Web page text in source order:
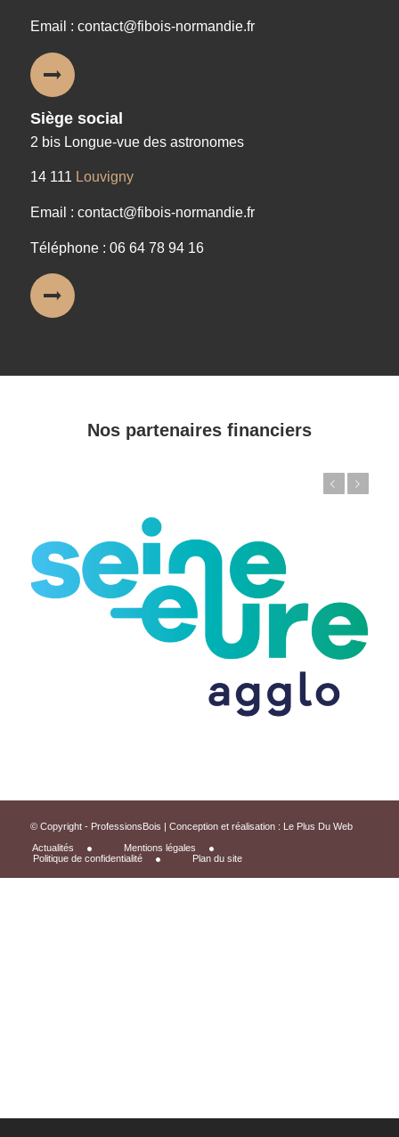
Email : contact@fibois-normandie.fr
Siège social
2 bis Longue-vue des astronomes
14 111 Louvigny
Email : contact@fibois-normandie.fr
Téléphone : 06 64 78 94 16
Nos partenaires financiers
© Copyright - ProfessionsBois | Conception et réalisation : Le Plus Du Web
Actualités
Mentions légales
Politique de confidentialité
Plan du site